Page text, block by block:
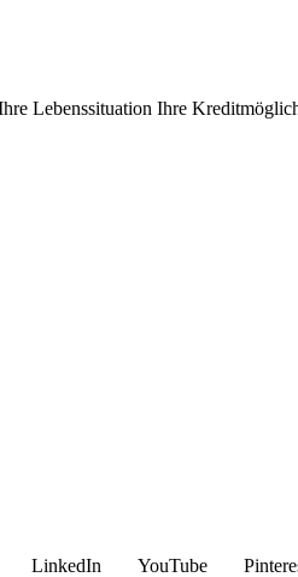
Lebenssituation Ihre
LinkedIn YouTube